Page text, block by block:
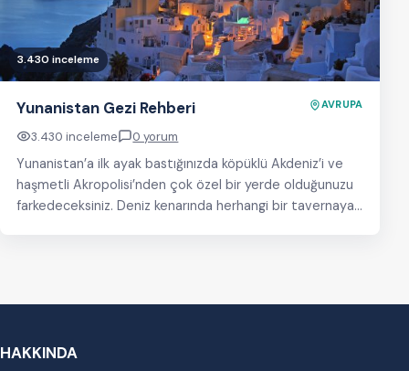
3.430 inceleme
Yunanistan Gezi Rehberi AVRUPA
3.430 inceleme 0 yorum
Yunanistan’a ilk ayak bastığınızda köpüklü Akdeniz’i ve
haşmetli Akropolisi’nden çok özel bir yerde olduğunuzu
farkedeceksiniz. Deniz kenarında herhangi bir tavernaya
HAKKINDA